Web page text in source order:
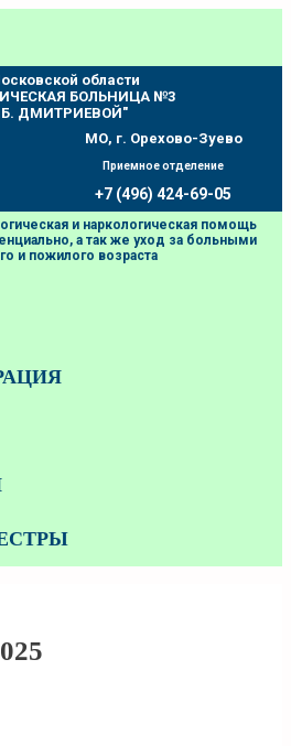
области
БОЛЬНИЦА №3
ДМИТРИЕВОЙ"
МО, г. Орехово-Зуево
Приемное отделение
+7 (496) 424-69-05
и наркологическая помощь
а так же уход за больными
и пожилого возраста